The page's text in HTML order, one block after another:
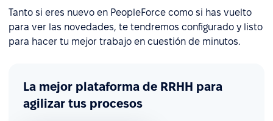
Tanto si eres nuevo en PeopleForce como si has vuelto
para ver las novedades, te tendremos configurado y listo
para hacer tu mejor trabajo en cuestión de minutos.
La mejor plataforma de RRHH para
agilizar tus procesos